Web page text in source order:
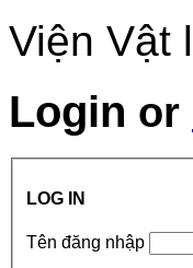
Viện Vật
Login or
LOG IN
Tên đăng nhập